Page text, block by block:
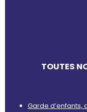
TOUTES
Garde d’enfants,